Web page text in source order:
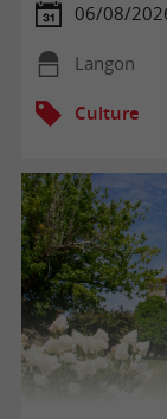
06/08/
Langon
Culture